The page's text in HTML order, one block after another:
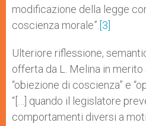
modificazione della legge
coscienza morale”. [3]
Ulteriore riflessione,
offerta da L. Melina in
“obiezione di coscienza” e
“[…] quando il legislatore
comportamenti diversi a